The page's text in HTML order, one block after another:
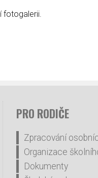
fotogalerii.
PRO RODIČE
Zpracování
Organizace
Dokumenty